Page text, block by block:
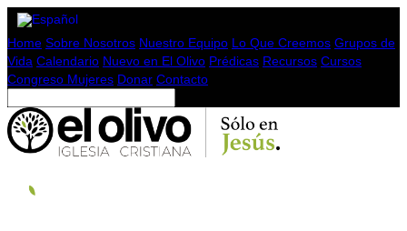
Home Sobre Nosotros Nuestro Equipo Lo Que Creemos Grupos de
Vida Calendario Nuevo en El Olivo Prédicas Recursos Cursos
Congreso Mujeres Donar Contacto